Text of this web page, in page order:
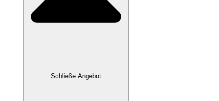
Schließe Angebot